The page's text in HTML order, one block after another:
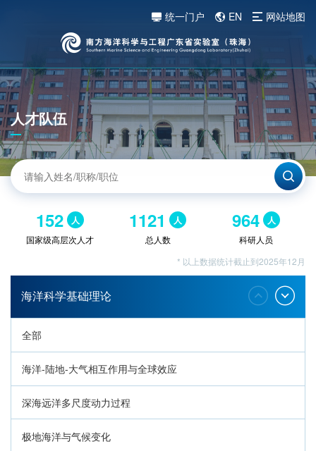
统一门户 EN 网站地图
人才队伍
152 人
国家级高层次人才
1121 人
总人数
964 人
科研人员
* 以上数据统计截止到2025年12月
海洋科学基础理论
全部
海洋-陆地-大气相互作用与全球效应
深海远洋多尺度动力过程
极地海洋与气候变化